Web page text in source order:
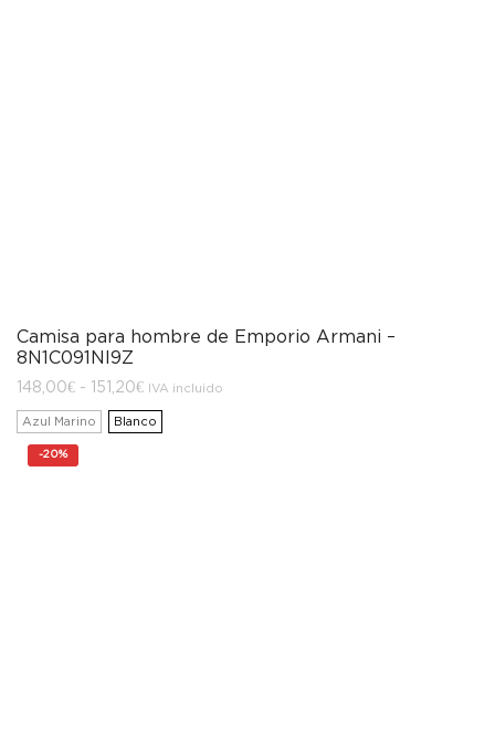
Camisa para hombre de Emporio Armani –
8N1C091NI9Z
148,00€ - 151,20€Rango
precios:
desde
IVA incluido
Azul Marino Blanco
-20%